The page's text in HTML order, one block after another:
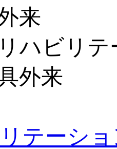
来
ハビリ
外来
テーシ